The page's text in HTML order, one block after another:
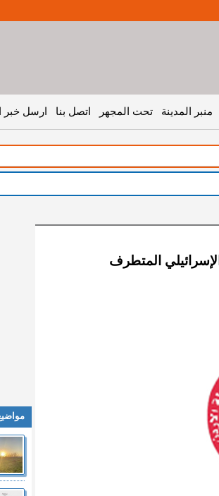
منبر المدينة تحت المجهر اتصل بنا ارسل خبر
المتطرف